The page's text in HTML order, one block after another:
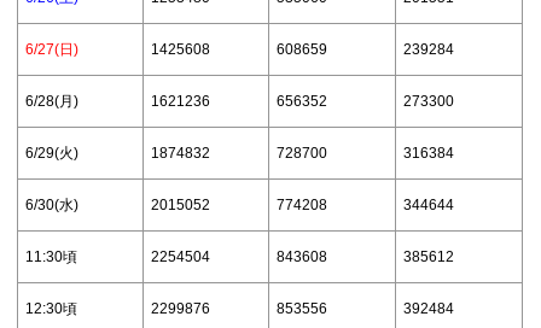
6/27(日) 1425608 608659 239284
6/28(月) 1621236 656352 273300
6/29(火) 1874832 728700 316384
6/30(水) 2015052 774208 344644
11:30頃 2254504 843608 385612
12:30頃 2299876 853556 392484